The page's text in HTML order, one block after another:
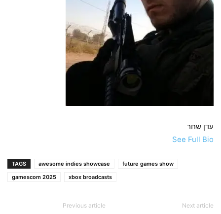
עדן שחר
See Full Bio
TAGS awesome indies showcase
future games show
gamescom 2025
xbox broadcasts
Previous article Next article